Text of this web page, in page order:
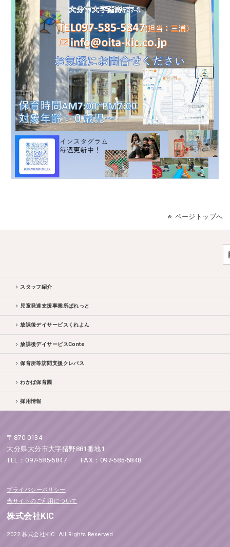
ページトップへ
スタッフ紹介
児童発達支援事業所ぱれっと
放課後デイサービスくれよん
放課後デイサービスConte
保育所等訪問支援クレパス
わかば保育園
採用情報
〒870-0134
大分県大分市大字猪野881番地1
TEL：097-585-5847 FAX：097-585-5848
プライバシーポリシー
当サイトのご利用について
株式会社KIC
2022 株式会社KIC. All Rights Reserved.